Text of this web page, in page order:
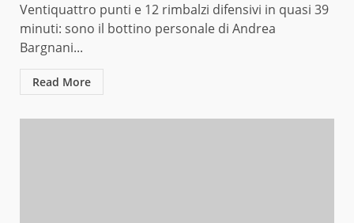
Ventiquattro punti e 12 rimbalzi difensivi in quasi 39
minuti: sono il bottino personale di Andrea
Bargnani...
Read More